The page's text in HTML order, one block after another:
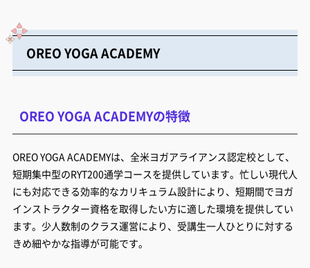
OREO YOGA ACADEMY
OREO YOGA ACADEMYの特徴
OREO YOGA ACADEMYは、全米ヨガアライアンス認定校として、
短期集中型のRYT200通学コースを提供しています。忙しい現代人
にも対応できる効率的なカリキュラム設計により、短期間でヨガ
インストラクター資格を取得したい方に適した環境を提供してい
ます。少人数制のクラス運営により、受講生一人ひとりに対する
きめ細やかな指導が可能です。